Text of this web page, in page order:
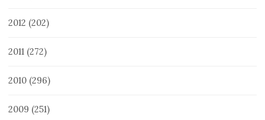
2012 (202)
2011 (272)
2010 (296)
2009 (251)